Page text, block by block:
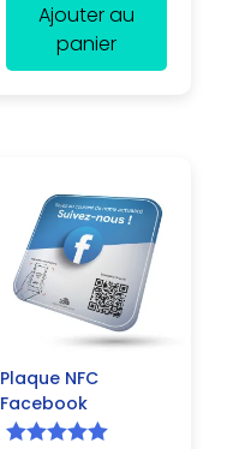
Ajouter au
panier
Plaque NFC
Facebook